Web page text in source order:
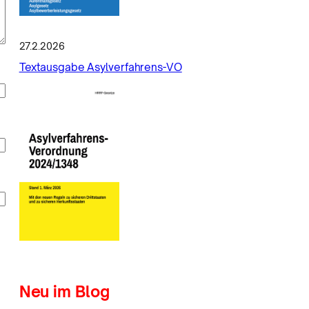
27.2.2026
Textausgabe Asylverfahrens-VO
Neu im Blog